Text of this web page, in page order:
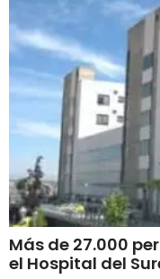
Más de 27.000
el Hospital del